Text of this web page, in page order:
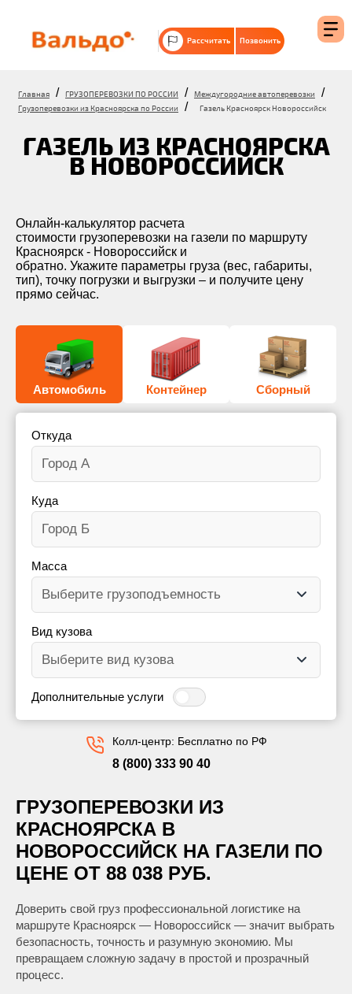
Рассчитать Позвонить
Главная / ГРУЗОПЕРЕВОЗКИ ПО РОССИИ / Междугородние автоперевозки /
Грузоперевозки из Красноярска по России / Газель Красноярск Новороссийск
ГАЗЕЛЬ ИЗ КРАСНОЯРСКА
В НОВОРОССИЙСК
Онлайн-калькулятор расчета
стоимости грузоперевозки на газели по маршруту
Красноярск - Новороссийск и
обратно. Укажите параметры груза (вес, габариты,
тип), точку погрузки и выгрузки – и получите цену
прямо сейчас.
Автомобиль Контейнер Сборный
Откуда
Куда
Масса
Вид кузова
Дополнительные услуги
Колл-центр: Бесплатно по РФ
8 (800) 333 90 40
ГРУЗОПЕРЕВОЗКИ ИЗ
КРАСНОЯРСКА В
НОВОРОССИЙСК НА ГАЗЕЛИ ПО
ЦЕНЕ ОТ 88 038 РУБ.
Доверить свой груз профессиональной логистике на
маршруте Красноярск — Новороссийск — значит выбрать
безопасность, точность и разумную экономию. Мы
превращаем сложную задачу в простой и прозрачный
процесс.